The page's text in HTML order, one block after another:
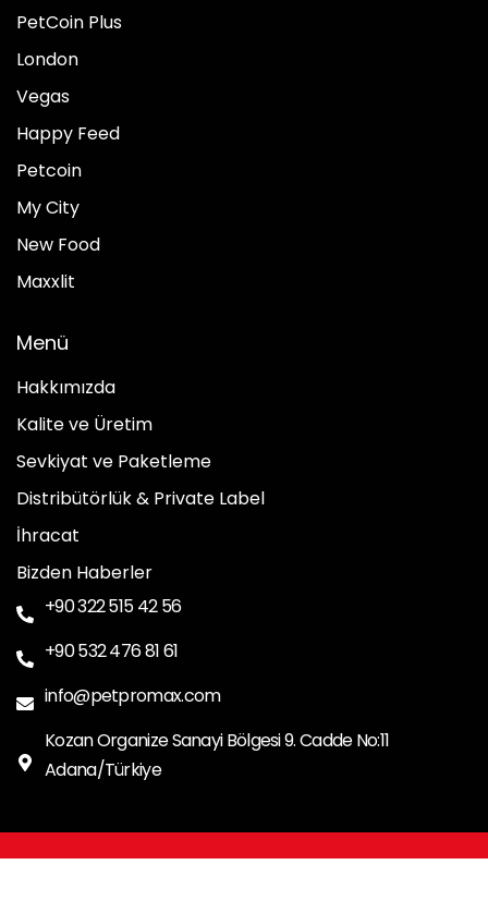
PetCoin Plus
London
Vegas
Happy Feed
Petcoin
My City
New Food
Maxxlit
Menü
Hakkımızda
Kalite ve Üretim
Sevkiyat ve Paketleme
Distribütörlük & Private Label
İhracat
Bizden Haberler
+90 322 515 42 56
+90 532 476 81 61
info@petpromax.com
Kozan Organize Sanayi Bölgesi 9. Cadde No:11
Adana/Türkiye